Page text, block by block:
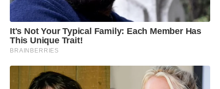
It's Not Your Typical Family: Each Member Has
This Unique Trait!
BRAINBERRIES